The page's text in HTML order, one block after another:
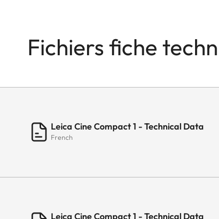
Fichiers fiche
Leica Cine Compact 1 - Technical Data
French
Leica Cine Compact 1 - Technical Data